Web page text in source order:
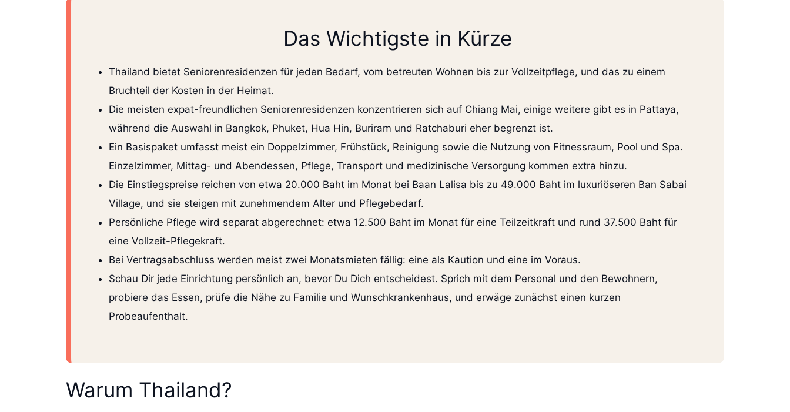
Das Wichtigste in Kürze
Thailand bietet Seniorenresidenzen für jeden Bedarf, vom betreuten Wohnen bis zur Vollzeitpflege, und das zu einem
Bruchteil der Kosten in der Heimat.
Die meisten expat-freundlichen Seniorenresidenzen konzentrieren sich auf Chiang Mai, einige weitere gibt es in Pattaya,
während die Auswahl in Bangkok, Phuket, Hua Hin, Buriram und Ratchaburi eher begrenzt ist.
Ein Basispaket umfasst meist ein Doppelzimmer, Frühstück, Reinigung sowie die Nutzung von Fitnessraum, Pool und Spa.
Einzelzimmer, Mittag- und Abendessen, Pflege, Transport und medizinische Versorgung kommen extra hinzu.
Die Einstiegspreise reichen von etwa 20.000 Baht im Monat bei Baan Lalisa bis zu 49.000 Baht im luxuriöseren Ban Sabai
Village, und sie steigen mit zunehmendem Alter und Pflegebedarf.
Persönliche Pflege wird separat abgerechnet: etwa 12.500 Baht im Monat für eine Teilzeitkraft und rund 37.500 Baht für
eine Vollzeit-Pflegekraft.
Bei Vertragsabschluss werden meist zwei Monatsmieten fällig: eine als Kaution und eine im Voraus.
Schau Dir jede Einrichtung persönlich an, bevor Du Dich entscheidest. Sprich mit dem Personal und den Bewohnern,
probiere das Essen, prüfe die Nähe zu Familie und Wunschkrankenhaus, und erwäge zunächst einen kurzen
Probeaufenthalt.
Warum Thailand?